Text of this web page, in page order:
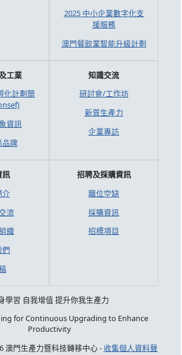
2025 中小企業數字化支
援服務
澳門餐飲業智能升級計劃
工業
化計劃簡
資訊
品牌
知識交流
研討會/工作坊
新質生產力
企業專訪
訊
介
流
織
們
招聘及採購資訊
職位空缺
採購資訊
招標項目
學習 自我增值 提升你我生產力
for Continuous Upgrading to Enhance
Productivity
澳門生產力暨科技轉移中心 - 收集個人資料聲